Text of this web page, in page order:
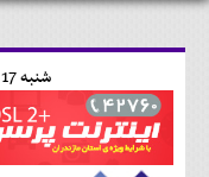
شنبه 17 مرداد 1405-16:20-